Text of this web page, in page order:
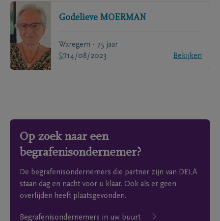
Godelieve MOERMAN
Waregem - 75 jaar
14/08/2023
Bekijken
Op zoek naar een
begrafenisondernemer?
De begrafenisondernemers die partner zijn van DELA
staan dag en nacht voor u klaar. Ook als er geen
overlijden heeft plaatsgevonden.
Begrafenisondernemers in uw buurt